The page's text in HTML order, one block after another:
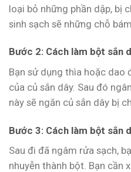
loại bỏ những phần dập, bị
sinh sạch sẽ những chỗ
Bước 2: Cách làm bột sắn
Bạn sử dụng thìa hoặc dao
của củ sắn dây. Sau đó
này sẽ ngăn củ sắn dây bị
Bước 3: Cách làm bột sắn
Sau đi đã ngâm rửa sạch,
nhuyễn thành bột. Bạn cần